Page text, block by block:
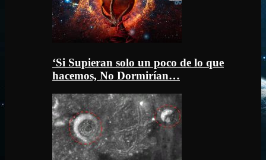
‘Si Supieran solo un poco de lo que
hacemos, No Dormirían…